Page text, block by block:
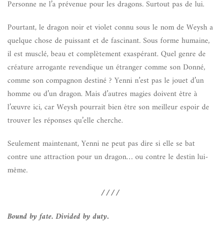
Personne ne l’a prévenue pour les dragons. Surtout pas de lui.
Pourtant, le dragon noir et violet connu sous le nom de Weysh a
quelque chose de puissant et de fascinant. Sous forme humaine,
il est musclé, beau et complètement exaspérant. Quel genre de
créature arrogante revendique un étranger comme son Donné,
comme son compagnon destiné ? Yenni n’est pas le jouet d’un
homme ou d’un dragon. Mais d’autres magies doivent être à
l’œuvre ici, car Weysh pourrait bien être son meilleur espoir de
trouver les réponses qu’elle cherche.
Seulement maintenant, Yenni ne peut pas dire si elle se bat
contre une attraction pour un dragon… ou contre le destin lui-
même.
////
Bound by fate. Divided by duty.